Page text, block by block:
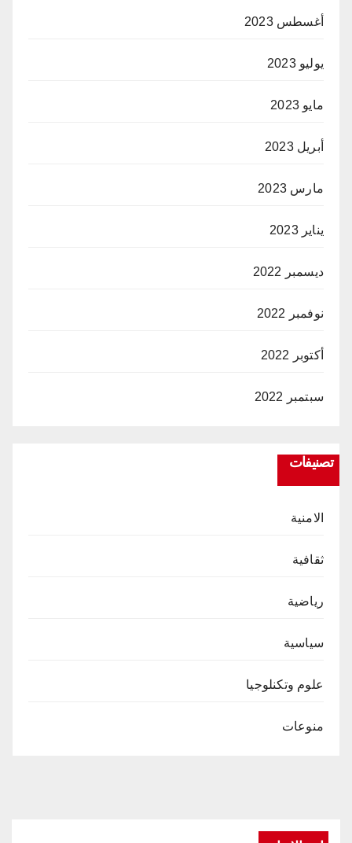
أغسطس 2023
يوليو 2023
مايو 2023
أبريل 2023
مارس 2023
يناير 2023
ديسمبر 2022
نوفمبر 2022
أكتوبر 2022
سبتمبر 2022
تصنيفات
الامنية
ثقافية
رياضية
سياسية
علوم وتكنلوجيا
منوعات